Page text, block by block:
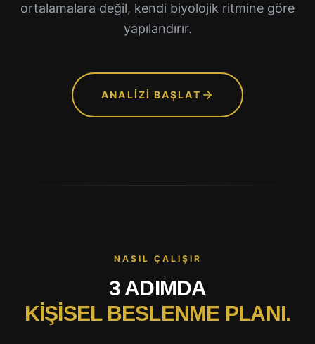
ortalamalara değil, kendi biyolojik ritmine göre
yapılandırır.
ANALIZI BAŞLAT
NASIL ÇALIŞIR
3 ADIMDA
KIŞISEL BESLENME PLANI.